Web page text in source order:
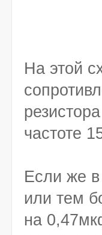
На этой
частоте
Если же
или тем
на